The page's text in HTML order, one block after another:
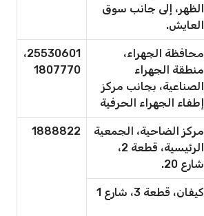
الظهر، إلى جانب سوق
العايش.
محافظة الجهراء،
منطقة الجهراء
الصناعية، بجانب مركز
إطفاء الجهراء الحرفية
25530601،
1807770
مركز الضاحية، الجمعية
الرئيسية، قطعة 2،
شارع 20.
1888822
كيفان، قطعة 3، شارع 1